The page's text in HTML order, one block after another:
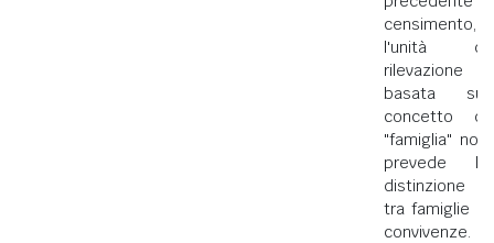
censimento,
l'unità di
rilevazione
basata sul
concetto di
"famiglia" non
prevede la
distinzione
tra famiglie e
convivenze.